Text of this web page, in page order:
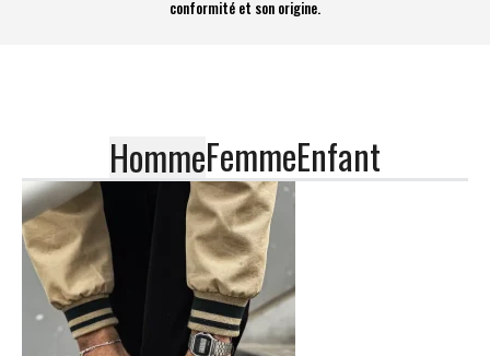
conformité et son origine.
HommeFemmeEnfant